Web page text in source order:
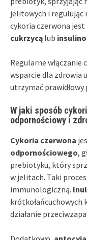
jelitowych i regulując
cykoria czerwona
cukrzycą lub
Regularne
wsparcie dla zdrowia
utrzymać
W jaki sposób
odpornościowy i
Cykoria czerwona
odpornościowego,
prebiotyku, który
w jelitach. Taki
immunologiczną.
krótkołańcuchowych
działanie